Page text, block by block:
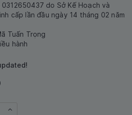
do Sở Kế Hoạch và
cấp lần đầu ngày 14 tháng 02 năm
Tuấn Trọng
hành